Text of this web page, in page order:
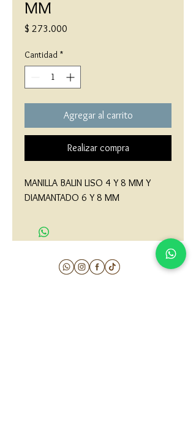
MM
$ 273.000
Cantidad *
Agregar al carrito
Realizar compra
MANILLA BALIN LISO 4 Y 8 MM Y
DIAMANTADO 6 Y 8 MM